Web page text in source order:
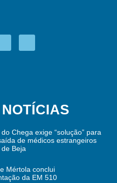
Chega exige “solução” para
de médicos estrangeiros
Beja
Mértola conclui
da EM 510